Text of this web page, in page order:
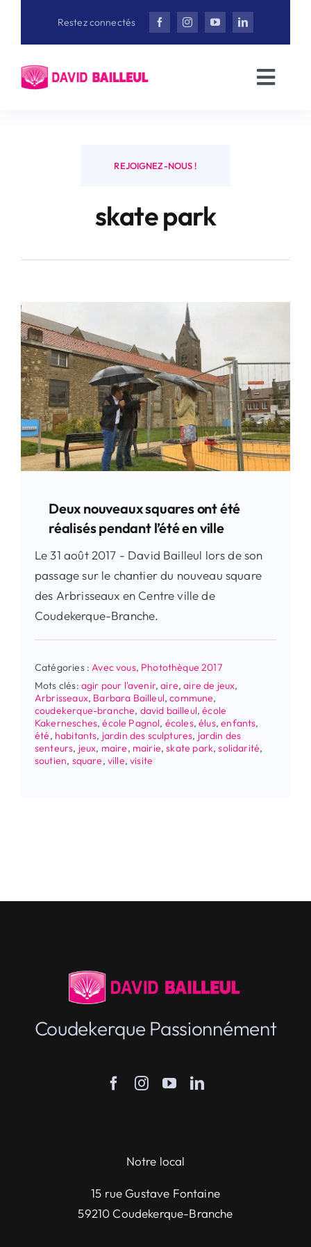
Restez connectés
Interviews
Vidéothèque
Contact
Rechercher:
REJOIGNEZ-NOUS !
skate park
Deux nouveaux squares ont été
réalisés pendant l’été en ville
Le 31 août 2017 - David Bailleul lors de son
passage sur le chantier du nouveau square
des Arbrisseaux en Centre ville de
Coudekerque-Branche.
Catégories : Avec vous, Photothèque 2017
Mots clés: agir pour l'avenir,aire,aire de jeux,
Arbrisseaux, Barbara Bailleul,commune,
coudekerque-branche, david bailleul,école
Kakernesches,école Pagnol, écoles,élus,enfants,
été, habitants, jardin des sculptures, jardin des
senteurs, jeux, maire, mairie,skate park,solidarité,
soutien, square, ville,visite
Coudekerque Passionnément
Notre local
15 rue Gustave Fontaine
59210 Coudekerque-Branche